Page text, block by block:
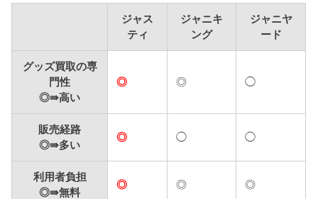
ジャス
ティ
ジャニキ
ング
ジャニヤ
ード
グッズ買取の専
門性
◎⇛高い
◎ ◎ ◯
販売経路
◎⇛多い
◎ ◯ ◯
利用者負担
◎⇛無料
◎ ◎ ◎